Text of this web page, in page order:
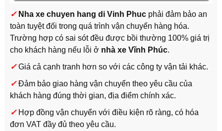
✓ Nha xe chuyen hang di Vinh Phuc phải đảm bảo an
toàn tuyệt đối trong quá trình vận chuyển hàng hóa.
Trường hợp có sai sót đều được bồi thường 100% giá trị
cho khách hàng nếu lỗi ở nhà xe Vĩnh Phúc.
✓Giá cả cạnh tranh hơn so với các công ty vận tải khác.
✓Đảm bảo giao hàng vận chuyển theo yêu cầu của
khách hàng đúng thời gian, địa điểm chính xác.
✓ Hợp đồng vận chuyển với điều kiện rõ ràng, có hóa
đơn VAT đầy đủ theo yêu cầu.